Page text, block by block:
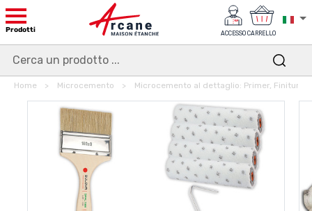
Prodotti ACCESSO CARRELLO
Home Microcemento Microcemento al dettaglio: Primer, Finitura,